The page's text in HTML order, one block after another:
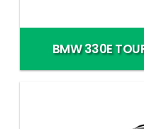
BMW 330E